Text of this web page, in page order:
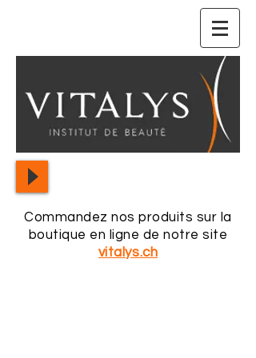
Commandez nos produits sur la
boutique en ligne de notre site
vitalys.ch